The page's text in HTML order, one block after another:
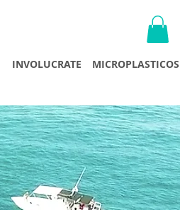
INVOLUCRATE MICROPLASTICOS